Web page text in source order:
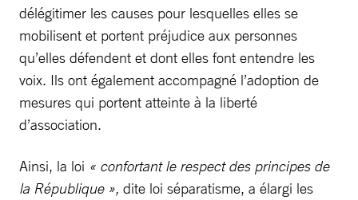
délégitimer les causes pour lesquelles elles se
mobilisent et portent préjudice aux personnes
qu’elles défendent et dont elles font entendre les
voix. Ils ont également accompagné l’adoption de
mesures qui portent atteinte à la liberté
d’association.
Ainsi, la loi « confortant le respect des principes de
la République », dite loi séparatisme, a élargi les